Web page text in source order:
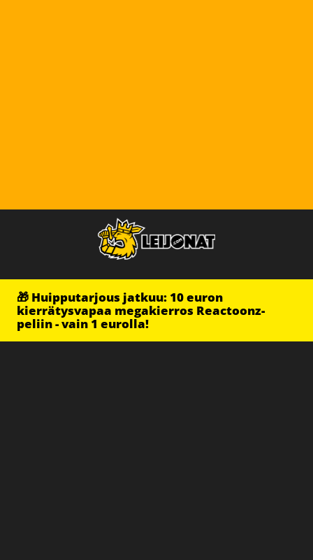
🎁 Huipputarjous jatkuu: 10 euron
kierrätysvapaa megakierros Reactoonz-
peliin - vain 1 eurolla!